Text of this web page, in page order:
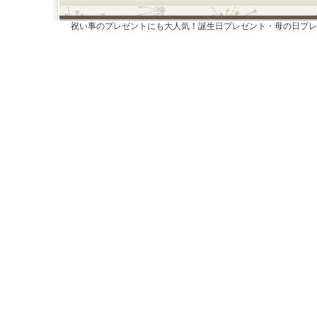
祝い事のプレゼントにも大人気！誕生日プレゼント・母の日プ